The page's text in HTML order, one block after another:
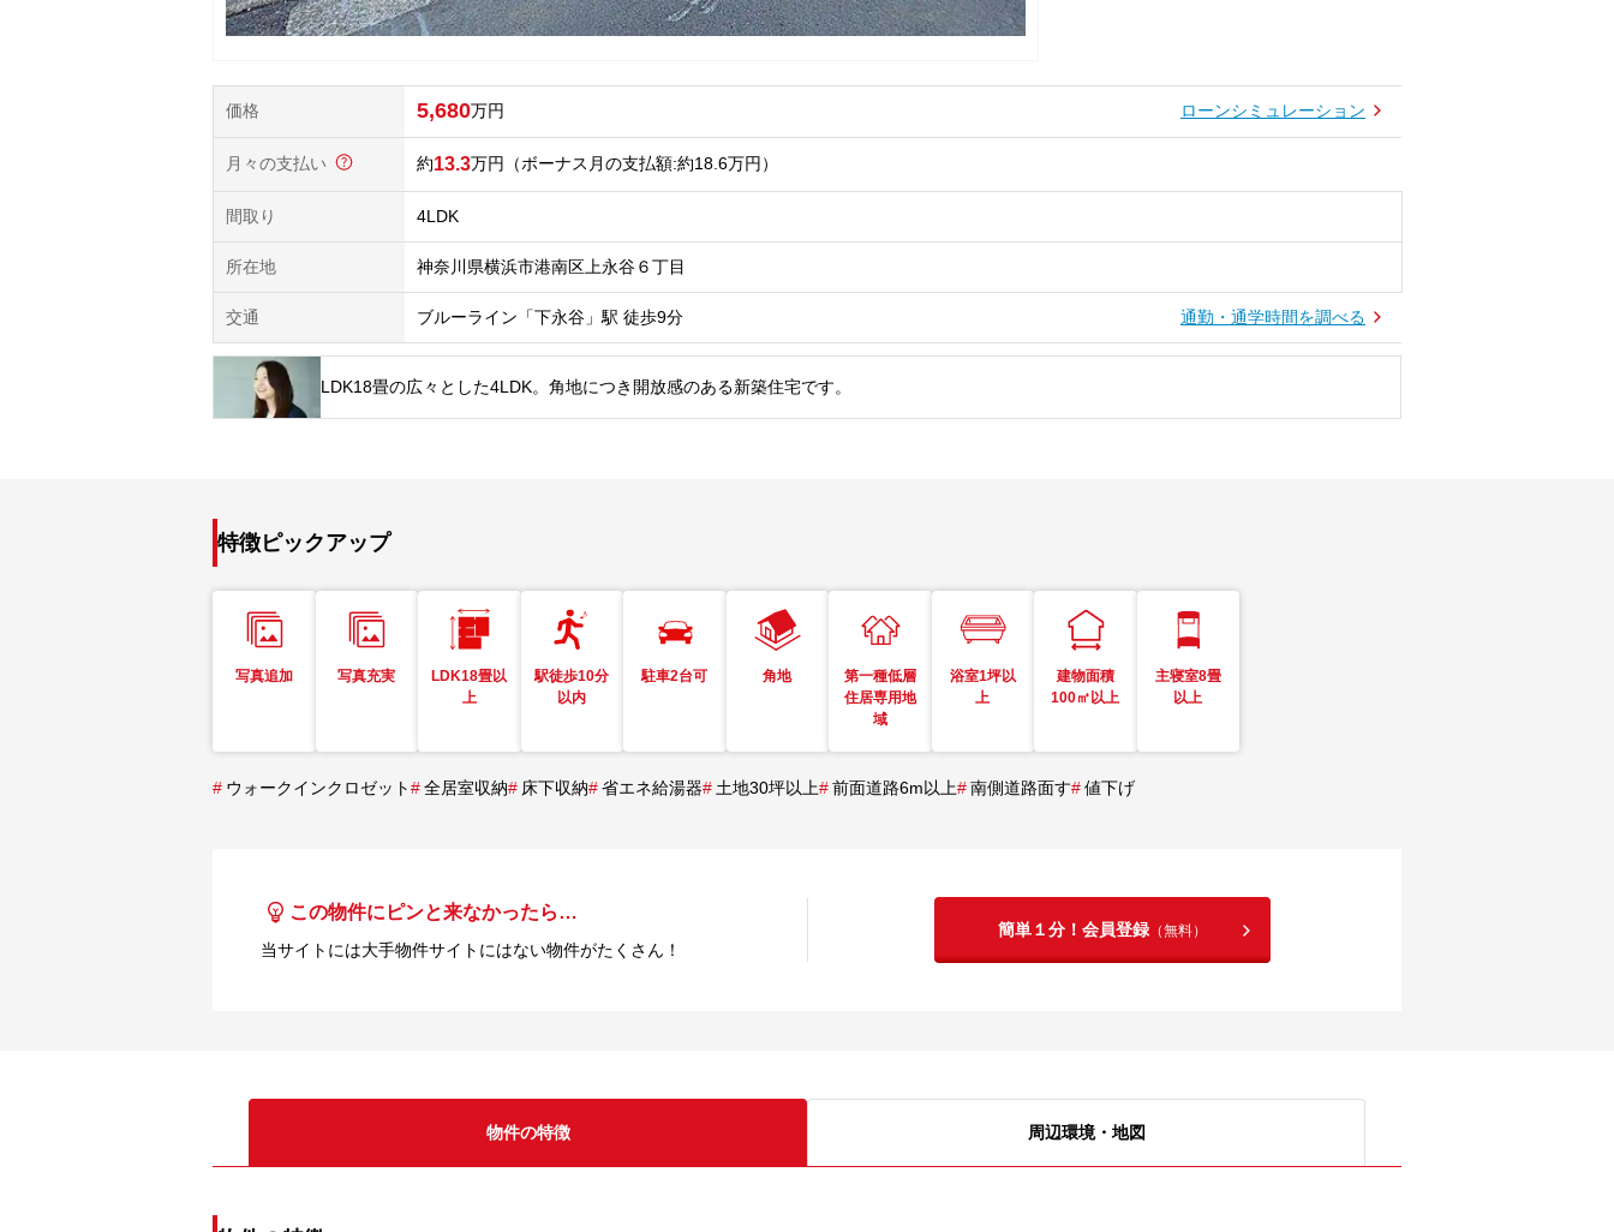
価格 5,680万円 ローンシミュレーション
月々の支払い 13.3万円 （ボーナス月の支払額:約18.6万円 ）
間取り 4LDK
所在地 神奈川県横浜市港南区上永谷６丁目
交通 ブルーライン「下永谷」駅 徒歩9分 通勤・通学時間を調べる
LDK18畳の広々とした4LDK。角地につき開放感のある新築住宅です。
特徴ピックアップ
写真追加 写真充実
LDK18畳以
上
駅徒歩10分
以内
駐車2台可 角地
第一種低層
住居専用地
域
浴室1坪以
上
建物面積
100㎡以上
主寝室8畳
以上
# ウォークインクロゼット#全居室収納# 床下収納#省エネ給湯器#土地30坪以上#前面道路6m以上#南側道路面す#値下げ
この物件にピンと来なかったら…
当サイトには大手物件サイトにはない物件がたくさん！
簡単１分！会員登録 （無料）
物件の特徴 周辺環境・地図